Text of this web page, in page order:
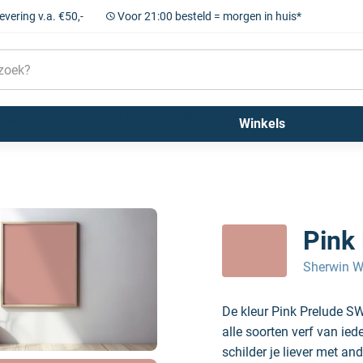
v.a. €50,- Voor 21:00 besteld = morgen in huis*
Winkels
Pink
Sherwin
De kleur Pink Prelude
alle soorten verf van
schilder je liever met